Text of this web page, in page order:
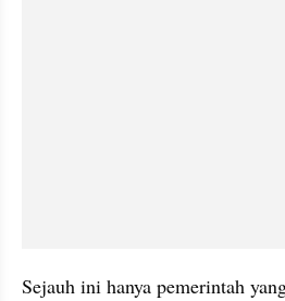
Sejauh ini hanya pemerintah